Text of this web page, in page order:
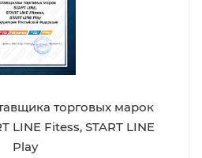
торговых марок
LINE Fitess, START LINE
Play